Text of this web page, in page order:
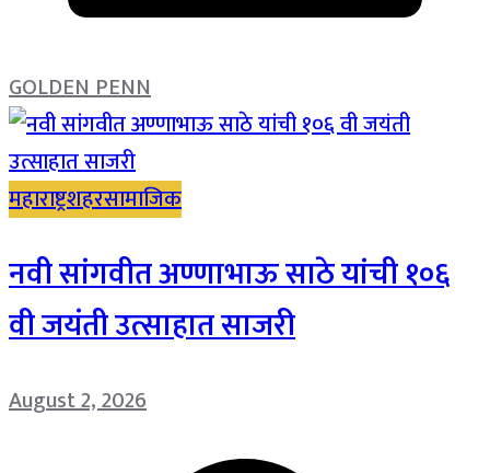
GOLDEN PENN
महाराष्ट्रशहरसामाजिक
नवी सांगवीत अण्णाभाऊ साठे यांची १०६
वी जयंती उत्साहात साजरी
August 2, 2026